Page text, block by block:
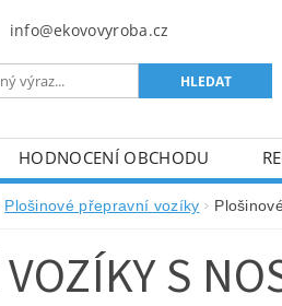
info@ekovovyroba.cz
HODNOCENÍ OBCHODU
Plošinové přepravní vozíky
S